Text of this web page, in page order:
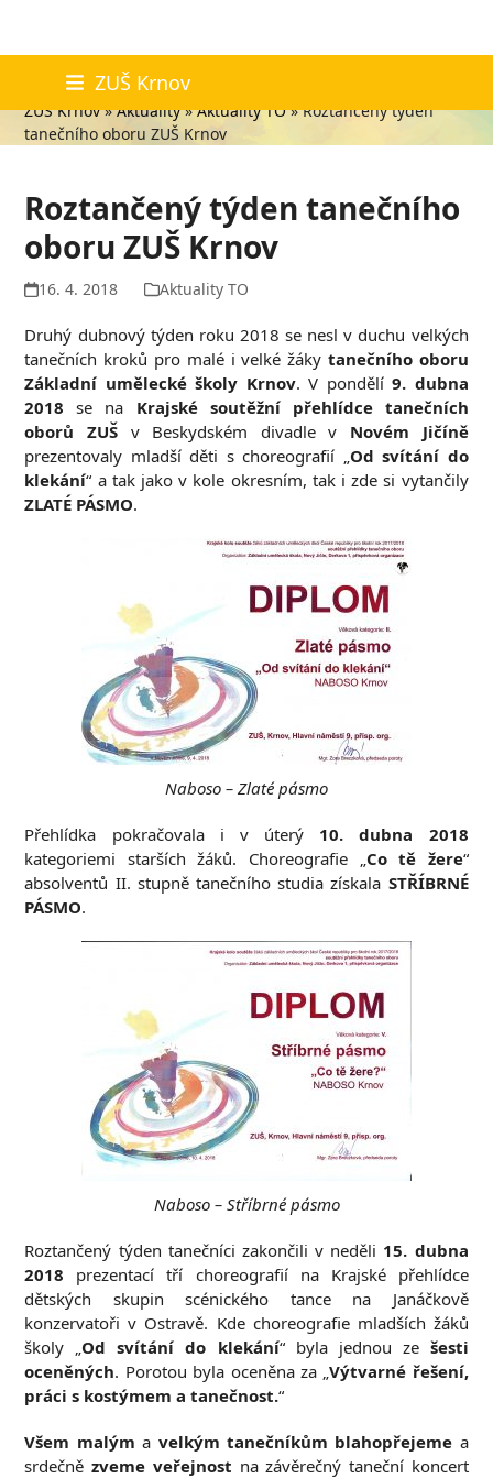
content
ZUŠ Krnov
Aktuality
ZUŠ Krnov»Aktuality»Aktuality TO»Roztančený týden
tanečního oboru ZUŠ Krnov
Roztančený týden tanečního
oboru ZUŠ Krnov
16. 4. 2018 Aktuality TO
Druhý dubnový týden roku 2018 se nesl v duchu velkých
tanečních kroků pro malé i velké žáky tanečního oboru
Základní umělecké školy Krnov. V pondělí9. dubna
2018 se na Krajské soutěžní přehlídce tanečních
oborů ZUŠ v Beskydském divadle v Novém Jičíně
prezentovaly mladší děti s choreografií „Od svítání do
klekání“ a tak jako v kole okresním, tak i zde si vytančily
ZLATÉ PÁSMO.
Naboso – Zlaté pásmo
Přehlídka pokračovala i v úterý 10. dubna 2018
kategoriemi starších žáků. Choreografie „Co tě žere“
absolventů II. stupně tanečního studia získala STŘÍBRNÉ
PÁSMO.
Naboso – Stříbrné pásmo
Roztančený týden tanečníci zakončili v neděli 15. dubna
2018 prezentací tří choreografií na Krajské přehlídce
dětských skupin scénického tance na Janáčkově
konzervatoři v Ostravě. Kde choreografie mladších žáků
školy „Od svítání do klekání“ byla jednou ze šesti
oceněných. Porotou byla oceněna za „Výtvarné řešení,
práci s kostýmem a tanečnost.“
Všem malým a velkým tanečníkům blahopřejeme a
srdečnězveme veřejnost na závěrečný taneční koncert